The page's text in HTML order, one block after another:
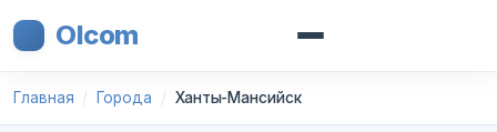
Olcom
Главная Города Ханты-Мансийск